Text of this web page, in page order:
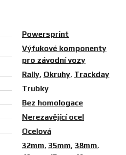
Powersprint
Výfukové komponenty
pro závodní vozy
Rally, Okruhy, Trackday
Trubky
Bez homologace
Nerezavějící ocel
Ocelová
32mm, 35mm, 38mm,